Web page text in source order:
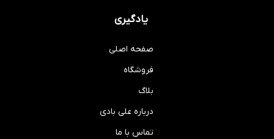
یادگیری
صفحه اصلی
فروشگاه
بلاگ
درباره علی بادی
تماس با ما